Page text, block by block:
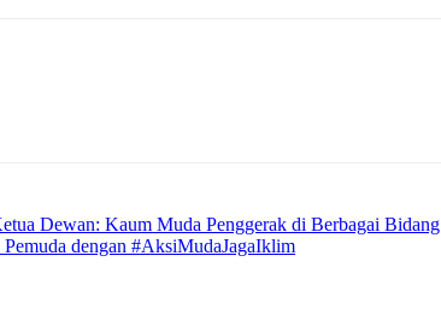
Dewan: Kaum Muda Penggerak di Berbagai Bidang
dengan #AksiMudaJagaIklim